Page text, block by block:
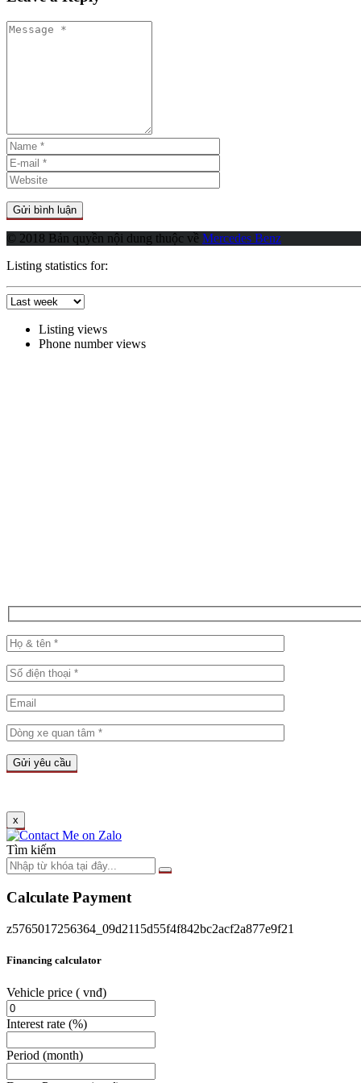
© 2018 Bản quyền nội dung thuộc về Mercedes Benz
Listing statistics for:
Listing views
Phone number views
x
Tìm kiếm
Calculate Payment
z5765017256364_09d2115d55f4f842bc2acf2a877e9f21
Financing calculator
Vehicle price ( vnđ)
Interest rate (%)
Period (month)